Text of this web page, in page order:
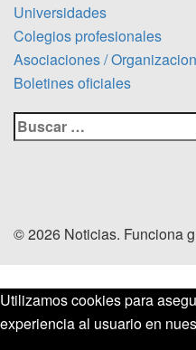
Universidades
Colegios profesionales
Asociaciones /
Boletines oficiales
Buscar:
© 2026 Noticias. Funciona
Utilizamos cookies para
experiencia al usuario en